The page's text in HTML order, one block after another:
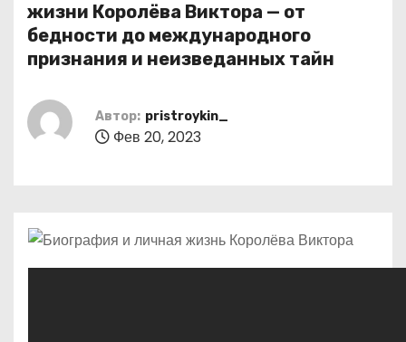
жизни Королёва Виктора — от
бедности до международного
признания и неизведанных тайн
Автор: pristroykin_
Фев 20, 2023